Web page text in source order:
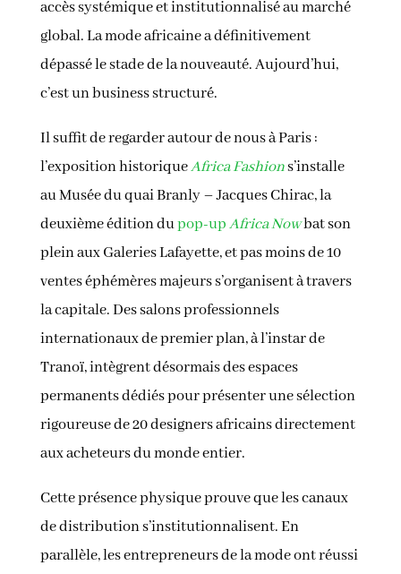
accès systémique et institutionnalisé au marché
global. La mode africaine a définitivement
dépassé le stade de la nouveauté. Aujourd’hui,
c’est un business structuré.
Il suffit de regarder autour de nous à Paris :
l’exposition historiqueAfrica Fashions’installe
au Musée du quai Branly – Jacques Chirac, la
deuxième édition dupop-upAfrica Nowbat son
plein aux Galeries Lafayette, et pas moins de 10
ventes éphémères majeurs s’organisent à travers
la capitale. Des salons professionnels
internationaux de premier plan, à l’instar de
Tranoï, intègrent désormais des espaces
permanents dédiés pour présenter une sélection
rigoureuse de 20 designers africains directement
aux acheteurs du monde entier.
Cette présence physique prouve que les canaux
de distribution s’institutionnalisent. En
parallèle, les entrepreneurs de la mode ont réussi